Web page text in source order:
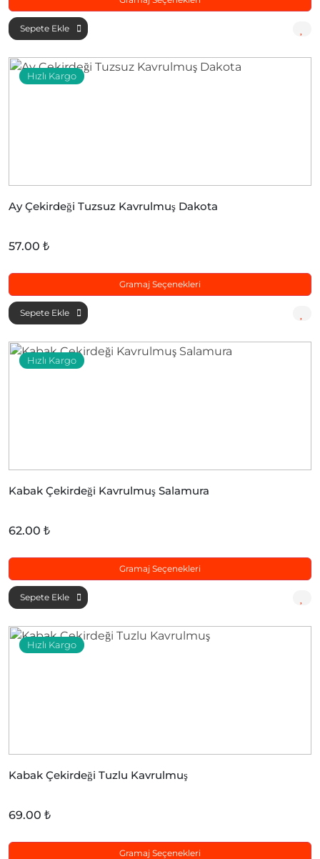
Sepete Ekle
Hızlı Kargo
Ay Çekirdeği Tuzsuz Kavrulmuş Dakota
57.00 ₺
Gramaj Seçenekleri
Sepete Ekle
Hızlı Kargo
Kabak Çekirdeği Kavrulmuş Salamura
62.00 ₺
Gramaj Seçenekleri
Sepete Ekle
Hızlı Kargo
Kabak Çekirdeği Tuzlu Kavrulmuş
69.00 ₺
Gramaj Seçenekleri